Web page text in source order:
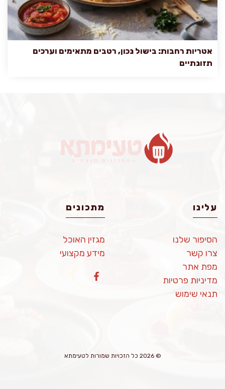
אטריות רחבות: בישול נכון, רטבים מתאימים וערכים
תזונתיים
עלינו
הסיפור שלנו
צרו קשר
מפת אתר
מדיניות פרטיות
תנאי שימוש
מתכונים
מגזין האוכל
מידע מקצועי
© 2026 כל הזכויות שמורות לטעימתא